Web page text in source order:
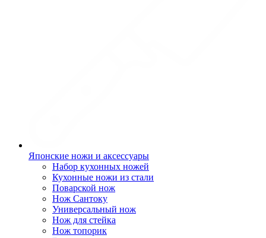
Японские ножи и аксессуары
Набор кухонных ножей
Кухонные ножи из стали
Поварской нож
Нож Сантоку
Универсальный нож
Нож для стейка
Нож топорик